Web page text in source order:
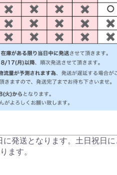
発送となります。土日祝日
ます。